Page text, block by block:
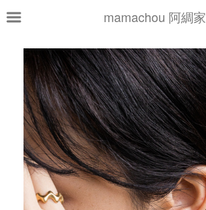
mamachou 阿綢家